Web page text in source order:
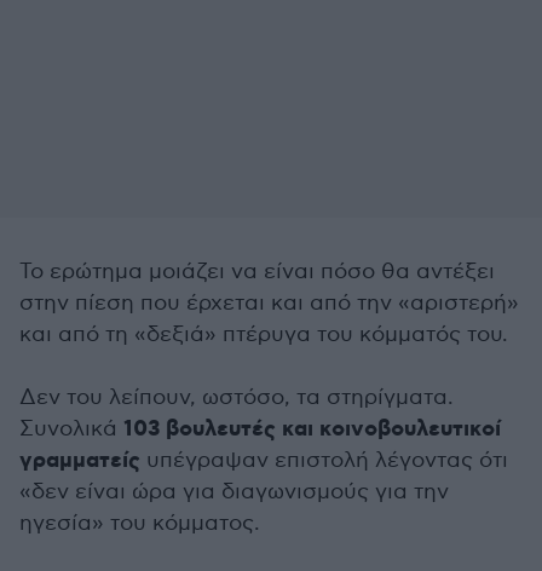
Το ερώτημα μοιάζει να είναι πόσο θα αντέξει
στην πίεση που έρχεται και από την «αριστερή»
και από τη «δεξιά» πτέρυγα του κόμματός του.
Δεν του λείπουν, ωστόσο, τα στηρίγματα.
Συνολικά 103 βουλευτές και κοινοβουλευτικοί
γραμματείς υπέγραψαν επιστολή λέγοντας ότι
«δεν είναι ώρα για διαγωνισμούς για την
ηγεσία» του κόμματος.